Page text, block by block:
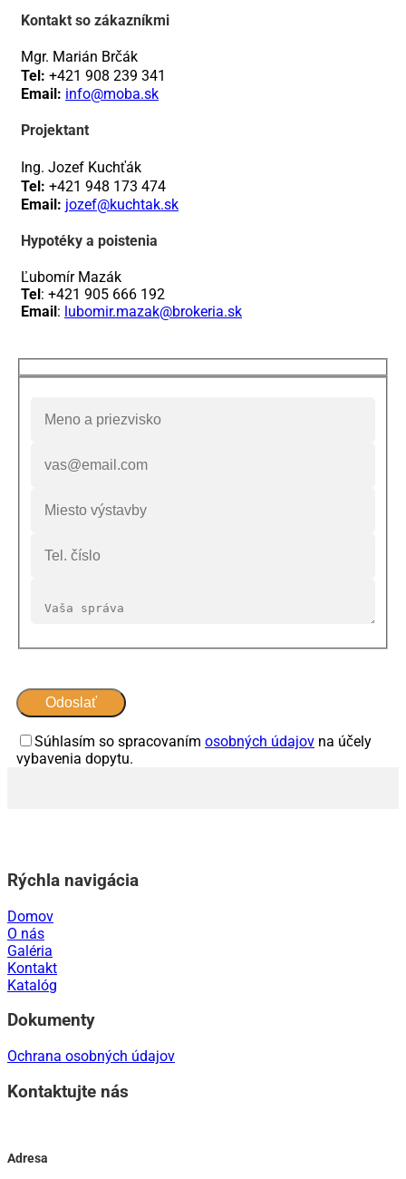
Kontakt so zákazníkmi
Mgr. Marián Brčák
Tel: +421 908 239 341
Email: info@moba.sk
Projektant
Ing. Jozef Kuchťák
Tel: +421 948 173 474
Email: jozef@kuchtak.sk
Hypotéky a poistenia
Ľubomír Mazák
Tel: +421 905 666 192
Email: lubomir.mazak@brokeria.sk
Súhlasím so spracovaním osobných údajov na účely
vybavenia dopytu.
Rýchla navigácia
Domov
O nás
Galéria
Kontakt
Katalóg
Dokumenty
Ochrana osobných údajov
Kontaktujte nás
Adresa